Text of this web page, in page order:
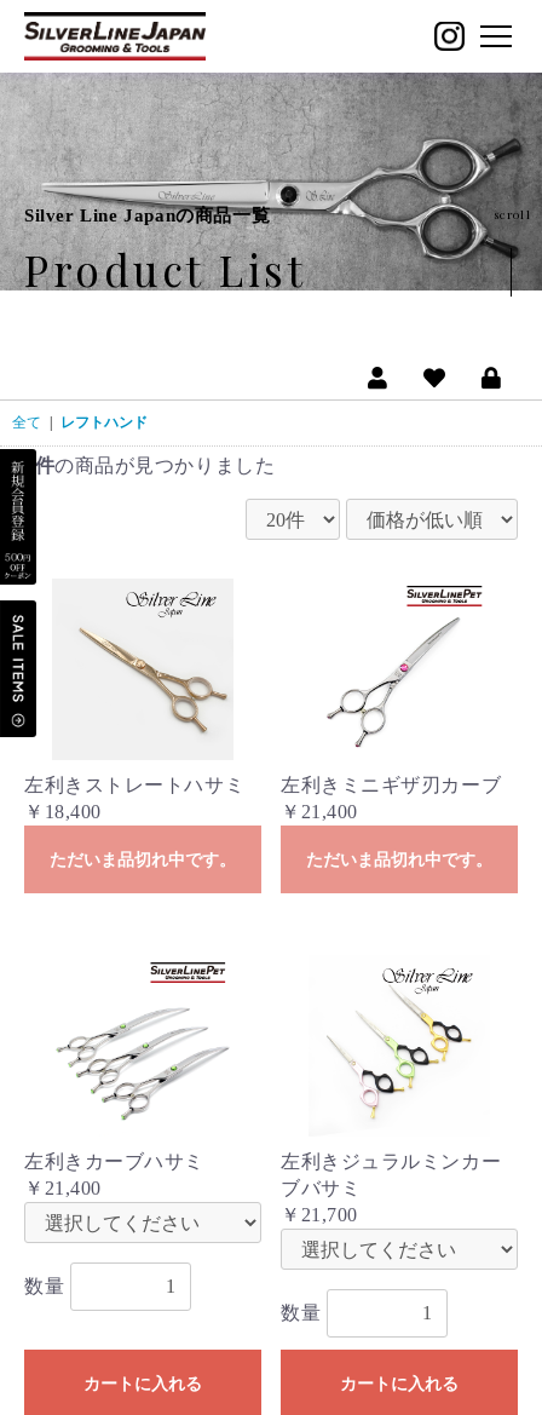
Silver Line Japanの商品一覧
Product List
scroll
全て レフトハンド
8件の商品が見つかりました
左利きストレートハサミ
￥18,400
ただいま品切れ中です。
左利きミニギザ刃カーブ
￥21,400
ただいま品切れ中です。
左利きカーブハサミ
￥21,400
数量
カートに入れる
左利きジュラルミンカー
ブバサミ
￥21,700
数量
カートに入れる